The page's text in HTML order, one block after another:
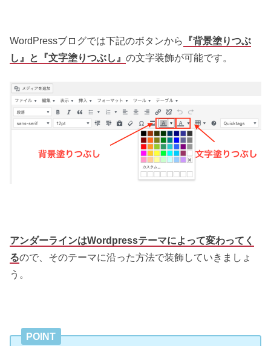
WordPressブログでは下記のボタンから
『背景塗りつぶ
し』と『文字塗りつぶし』の文字装飾が可能です。
アンダーラインはWordpressテーマによって変わってく
るので、そのテーマに沿った方法で装飾していきましょ
う。
POINT